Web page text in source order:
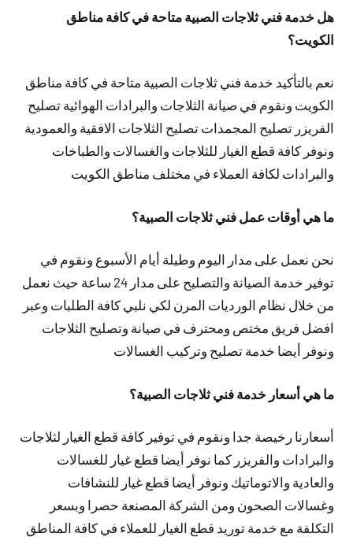
هل خدمة فني ثلاجات الصبية متاحة في كافة مناطق
الكويت؟
نعم بالتأكيد خدمة فني ثلاجات الصبية متاحة في كافة مناطق
الكويت ونقوم في صيانة الثلاجات والبرادات الهوائية تصليح
الفريزر تصليح المجمدات تصليح الثلاجات الافقية والعمودية
ونوفر كافة قطع الغيار للثلاجات والغسالات والطباخات
والبرادات لكافة العملاء في مختلف مناطق الكويت
ما هي أوقات عمل فني ثلاجات الصبية؟
نحن نعمل على مدار اليوم وطيلة أيام الأسبوع ونقوم في
توفير خدمة الصيانة والتصليح على مدار 24 ساعة حيث نعمل
من خلال نظام الورديات المرن لكي نلبي كافة الطلبات وعبر
افضل فريق مختص ومحترف في صيانة وتصليح الثلاجات
ونوفر أيضا خدمة تصليح وتركيب الغسالات
ما هي أسعار خدمة فني ثلاجات الصبية؟
أسعارنا رخيصة جدا ونقوم في توفير كافة قطع الغيار لثلاجات
والبرادات والفريزر كما نوفر أيضا قطع غيار للغسالات
والعادية والاتوماتيك ونوفر أيضا قطع غيار للنشافات
وغسالات الصحون ومن الشركة المصنعة حصرا وبسعر
التكلفة مع خدمة توريد قطع الغيار للعملاء في كافة المناطق